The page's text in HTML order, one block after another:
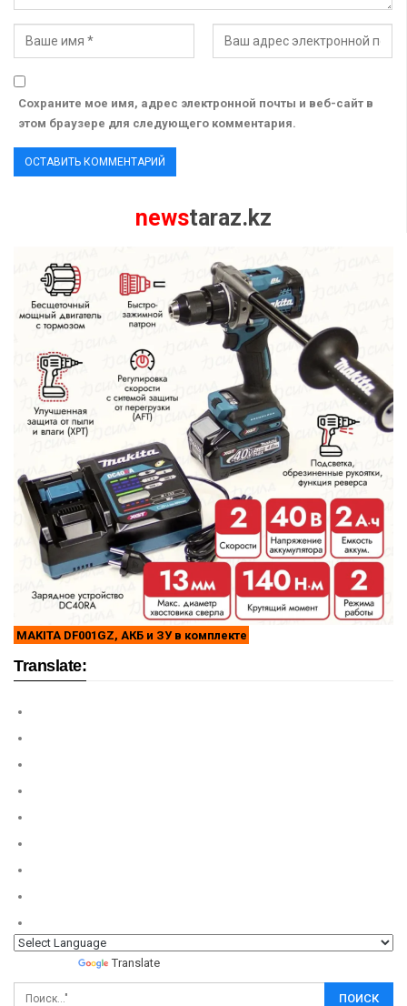
Сохраните мое имя, адрес электронной почты и веб-сайт в
этом браузере для следующего комментария.
newstaraz.kz
MAKITA DF001GZ, АКБ и ЗУ в комплекте
Translate:
Translate